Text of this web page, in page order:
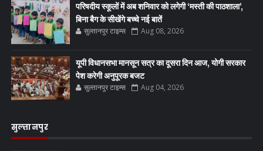
परिषदीय स्कूलों में अब शनिवार को लगेगी ‘मस्ती की पाठशाला’,
बिना बैग के सीखेंगे बच्चे नई बातें
सुल्तानपुर टाइम्स Aug 08, 2026
यूपी विधानसभा मानसून सत्र का दूसरा दिन आज, योगी सरकार
पेश करेगी अनुपूरक बजट
सुल्तानपुर टाइम्स Aug 04, 2026
सुल्तानपुर